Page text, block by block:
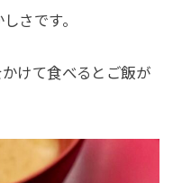
さです。
けて食べるとご飯が